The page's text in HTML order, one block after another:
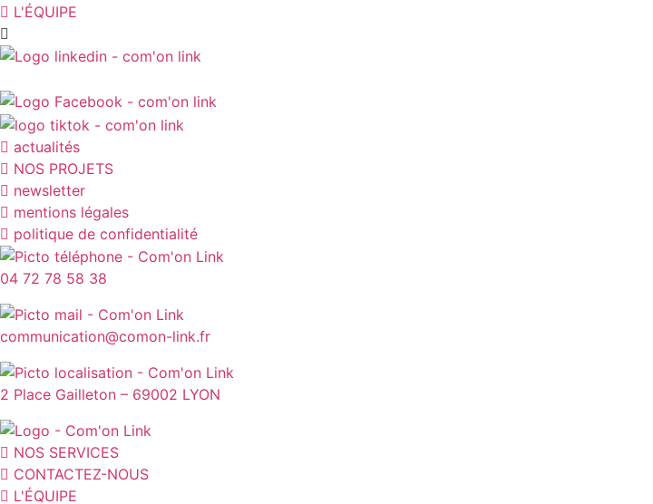
L'ÉQUIPE
actualités
NOS PROJETS
newsletter
mentions légales
politique de confidentialité
04 72 78 58 38
communication@comon-link.fr
2 Place Gailleton – 69002 LYON
NOS SERVICES
CONTACTEZ-NOUS
L'ÉQUIPE